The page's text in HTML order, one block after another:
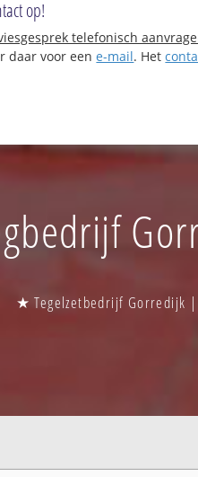
op!
telefonisch
daar voor eene-mail. Het
★ Tegelzetbedrijf Gorredijk